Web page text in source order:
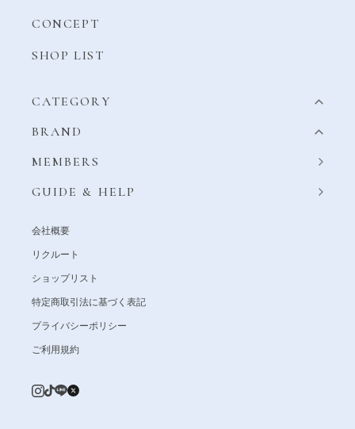
CONCEPT
SHOP LIST
CATEGORY
BRAND
MEMBERS
GUIDE & HELP
会社概要
リクルート
ショップリスト
特定商取引法に基づく表記
プライバシーポリシー
ご利用規約